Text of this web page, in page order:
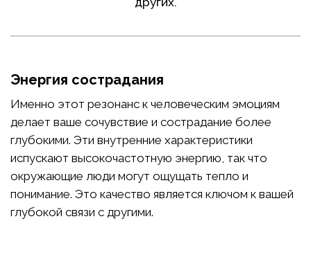
Энергия сострадания
Именно этот резонанс к человеческим эмоциям
делает ваше сочувствие и сострадание более
глубокими. Эти внутренние характеристики
испускают высокочастотную энергию, так что
окружающие люди могут ощущать тепло и
понимание. Это качество является ключом к вашей
глубокой связи с другими.